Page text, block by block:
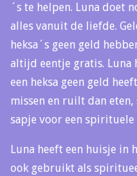
´s te helpen. Luna doet
alles vanuit de liefde.
heksa´s geen geld
altijd eentje gratis.
een heksa geen geld
missen en ruilt dan
sapje voor een spirituele
Luna heeft een huisje in
ook gebruikt als